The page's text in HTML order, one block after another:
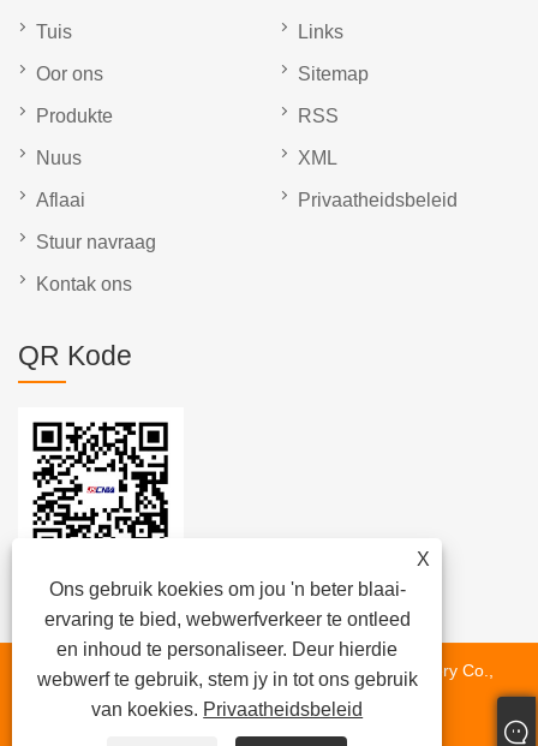
X
Ons gebruik koekies om jou 'n beter blaai-
ervaring te bied, webwerfverkeer te ontleed
en inhoud te personaliseer. Deur hierdie
webwerf te gebruik, stem jy in tot ons gebruik
van koekies. Privaatheidsbeleid
Tuis
Oor ons
Produkte
Nuus
Aflaai
Stuur navraag
Kontak ons
Links
Sitemap
RSS
XML
Privaatheidsbeleid
QR Kode
Kopiereg © 2023 Jiangsu Wuyun Transmission Machinery Co.,
Ltd. Alle regte voorbehou.